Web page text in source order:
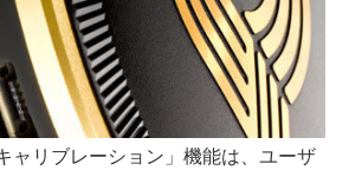
ャリブレーション」機能は、ユーザ